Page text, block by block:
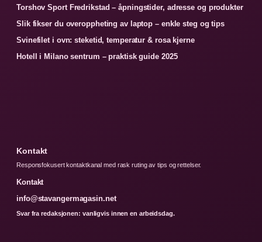
Torshov Sport Fredrikstad – åpningstider, adresse og produkter
Slik fikser du overoppheting av laptop – enkle steg og tips
Svinefilet i ovn: steketid, temperatur & rosa kjerne
Hotell i Milano sentrum – praktisk guide 2025
Kontakt
Responsfokusert kontaktkanal med rask ruting av tips og rettelser.
Kontakt
info@stavangermagasin.net
Svar fra redaksjonen: vanligvis innen en arbeidsdag.